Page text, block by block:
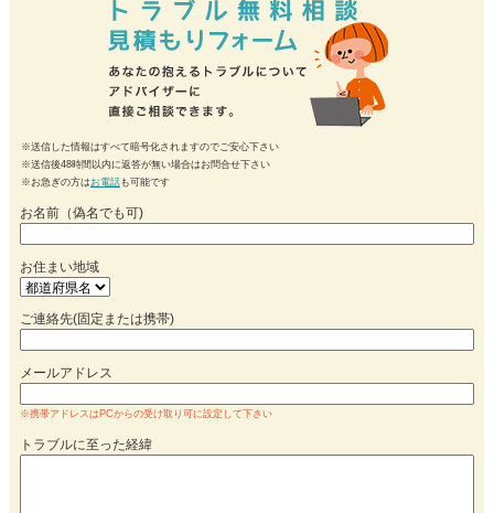
※送信した情報はすべて暗号化されますのでご安心下さい
※送信後48時間以内に返答が無い場合はお問合せ下さい
※お急ぎの方は お電話も可能です
お名前（偽名でも可)
お住まい地域
ご連絡先(固定または携帯)
メールアドレス
※携帯アドレスはPCからの受け取り可に設定して下さい
トラブルに至った経緯